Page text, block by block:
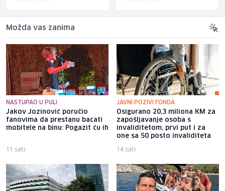
Možda vas zanima
NASTUPAO U PULI
Jakov Jozinović poručio
fanovima da prestanu bacati
mobitele na binu: Pogazit ću ih
11 sati
JAVNI POZIVI FONDA
Osigurano 20,3 miliona KM za
zapošljavanje osoba s
invaliditetom, prvi put i za
one sa 50 posto invaliditeta
14 sati